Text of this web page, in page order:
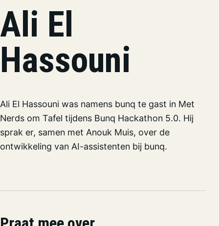
Ali El
Hassouni
Ali El Hassouni was namens bunq te gast in Met
Nerds om Tafel tijdens Bunq Hackathon 5.0. Hij
sprak er, samen met Anouk Muis, over de
ontwikkeling van AI-assistenten bij bunq.